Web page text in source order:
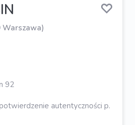
Warszawa)
92
autentyczności p.